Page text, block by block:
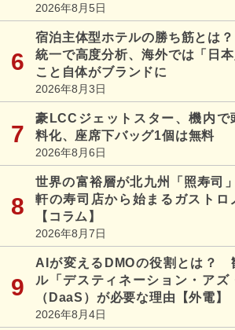
2026年8月5日
宿泊主体型ホテルの勝ち筋とは
統一で高度分析、海外では「日
こと自体がブランドに
2026年8月3日
豪LCCジェットスター、機内で
料化、座席下バッグ1個は無料
2026年8月6日
世界の富裕層が北九州「照寿司
軒の寿司店から始まるガストロ
【コラム】
2026年8月7日
AIが変えるDMOの役割とは？
ル「デスティネーション・アズ
（DaaS）が必要な理由【外電】
2026年8月4日